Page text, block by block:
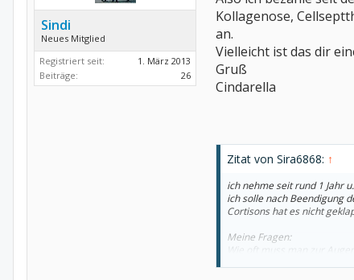
Sindi
Neues Mitglied
Registriert seit:
1. März 2013
Beiträge:
26
Kollagenose,
an.
Vielleicht ist das dir
Gruß
Cindarella
Zitat von Sira6868: ↑
ich nehme seit rund 1 Jahr
ich solle nach Beendigung
Cortisons hat es nicht
Meine Fragen:
Wie oft muss man zur
Zahlt die Krankenkasse